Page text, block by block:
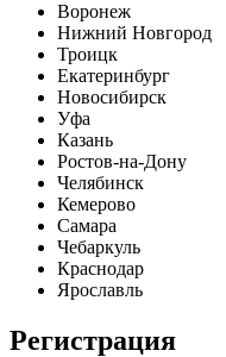
Воронеж
Нижний Новгород
Троицк
Екатеринбург
Новосибирск
Уфа
Казань
Ростов-на-Дону
Челябинск
Кемерово
Самара
Чебаркуль
Краснодар
Ярославль
Регистрация